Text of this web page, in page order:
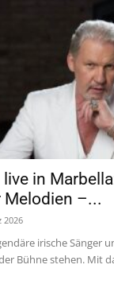
in
Melodien –...
2026
irische Sänger
Bühne stehen. Mit